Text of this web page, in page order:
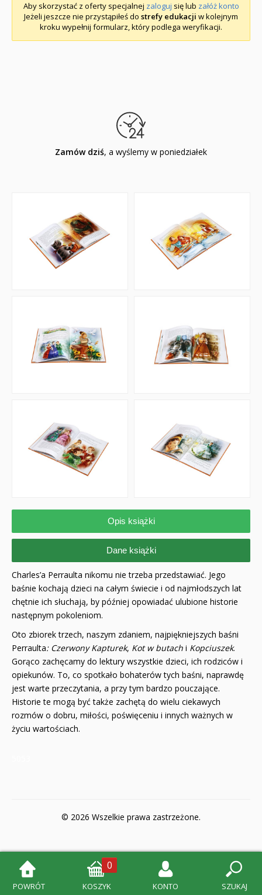
Aby skorzystać z oferty specjalnej zaloguj się lub załóż konto
Jeżeli jeszcze nie przystąpiłeś do strefy edukacji w kolejnym
kroku wypełnij formularz, który podlega weryfikacji.
Zamów dziś, a wyślemy w poniedziałek
Opis książki
Dane książki
Charles’a Perraulta nikomu nie trzeba przedstawiać. Jego
baśnie kochają dzieci na całym świecie i od najmłodszych lat
chętnie ich słuchają, by później opowiadać ulubione historie
następnym pokoleniom.
Oto zbiorek trzech, naszym zdaniem, najpiękniejszych baśni
Perraulta: Czerwony Kapturek, Kot w butach i Kopciuszek.
Gorąco zachęcamy do lektury wszystkie dzieci, ich rodziców i
opiekunów. To, co spotkało bohaterów tych baśni, naprawdę
jest warte przeczytania, a przy tym bardzo pouczające.
Historie te mogą być także zachętą do wielu ciekawych
rozmów o dobru, miłości, poświęceniu i innych ważnych w
życiu wartościach.
© 2026 Wszelkie prawa zastrzeżone.
POWRÓT
0
KOSZYK KONTO SZUKAJ